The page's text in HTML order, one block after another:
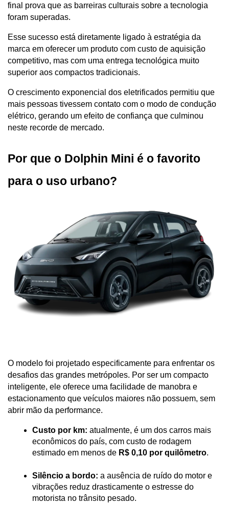
final prova que as barreiras culturais sobre a tecnologia
foram superadas.
Esse sucesso está diretamente ligado à estratégia da
marca em oferecer um produto com custo de aquisição
competitivo, mas com uma entrega tecnológica muito
superior aos compactos tradicionais.
O crescimento exponencial dos eletrificados permitiu que
mais pessoas tivessem contato com o modo de condução
elétrico, gerando um efeito de confiança que culminou
neste recorde de mercado.
Por que o Dolphin Mini é o favorito
para o uso urbano?
O modelo foi projetado especificamente para enfrentar os
desafios das grandes metrópoles. Por ser um compacto
inteligente, ele oferece uma facilidade de manobra e
estacionamento que veículos maiores não possuem, sem
abrir mão da performance.
Custo por km: atualmente, é um dos carros mais
econômicos do país, com custo de rodagem
estimado em menos de R$ 0,10 por quilômetro.
Silêncio a bordo: a ausência de ruído do motor e
vibrações reduz drasticamente o estresse do
motorista no trânsito pesado.